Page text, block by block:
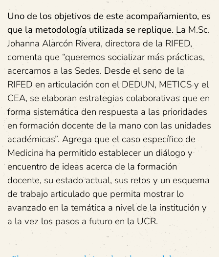
Uno de los objetivos de este acompañamiento, es
que la metodología utilizada se replique. La M.Sc.
Johanna Alarcón Rivera, directora de la RIFED,
comenta que “queremos socializar más prácticas,
acercarnos a las Sedes. Desde el seno de la
RIFED en articulación con el DEDUN, METICS y el
CEA, se elaboran estrategias colaborativas que en
forma sistemática den respuesta a las prioridades
en formación docente de la mano con las unidades
académicas”. Agrega que el caso específico de
Medicina ha permitido establecer un diálogo y
encuentro de ideas acerca de la formación
docente, su estado actual, sus retos y un esquema
de trabajo articulado que permita mostrar lo
avanzado en la temática a nivel de la institución y
a la vez los pasos a futuro en la UCR.